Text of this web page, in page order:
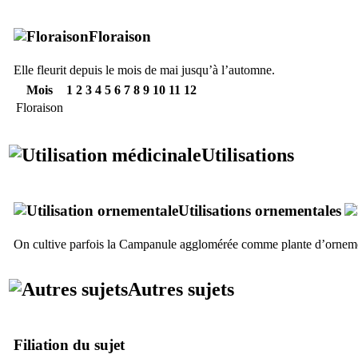
Floraison
Elle fleurit depuis le mois de mai jusqu’à l’automne.
Mois
1 2 3 4 5 6 7 8 9 10 11 12
Floraison
Utilisations
Utilisations ornementales
On cultive parfois la Campanule agglomérée comme plante
Autres sujets
Filiation du sujet